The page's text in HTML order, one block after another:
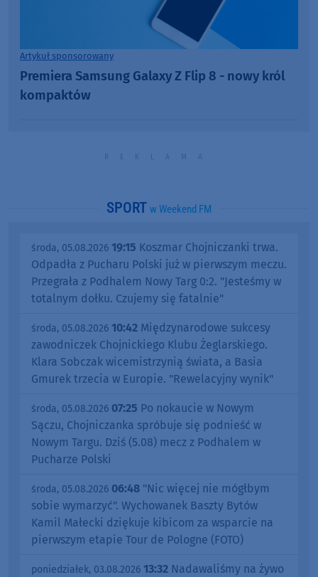
Artykuł sponsorowany
Premiera Samsung Galaxy Z Flip 8 - nowy król
kompaktów
SPORT w Weekend FM
środa, 05.08.2026 19:15 Koszmar Chojniczanki trwa.
Odpadła z Pucharu Polski już w pierwszym meczu.
Przegrała z Podhalem Nowy Targ 0:2. "Jesteśmy w
totalnym dołku. Czujemy się fatalnie"
środa, 05.08.2026 10:42 Międzynarodowe sukcesy
zawodniczek Chojnickiego Klubu Żeglarskiego.
Klara Sobczak wicemistrzynią świata, a Basia
Gmurek trzecia w Europie. "Rewelacyjny wynik"
środa, 05.08.2026 07:25 Po nokaucie w Nowym
Sączu, Chojniczanka spróbuje się podnieść w
Nowym Targu. Dziś (5.08) mecz z Podhalem w
Pucharze Polski
środa, 05.08.2026 06:48 "Nic więcej nie mógłbym
sobie wymarzyć". Wychowanek Baszty Bytów
Kamil Małecki dziękuje kibicom za wsparcie na
pierwszym etapie Tour de Pologne (FOTO)
poniedziałek, 03.08.2026 13:32 Nadawaliśmy na żywo